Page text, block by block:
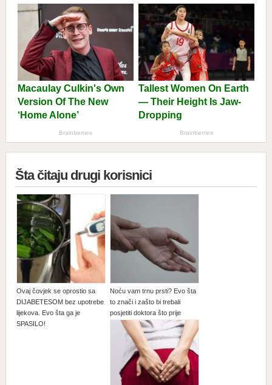
Šta čitaju drugi korisnici
Ovaj čovjek se oprostio sa
DIJABETESOM bez upotrebe
lijekova. Evo šta ga je
SPASILO!
Noću vam trnu prsti? Evo šta
to znači i zašto bi trebali
posjetiti doktora što prije